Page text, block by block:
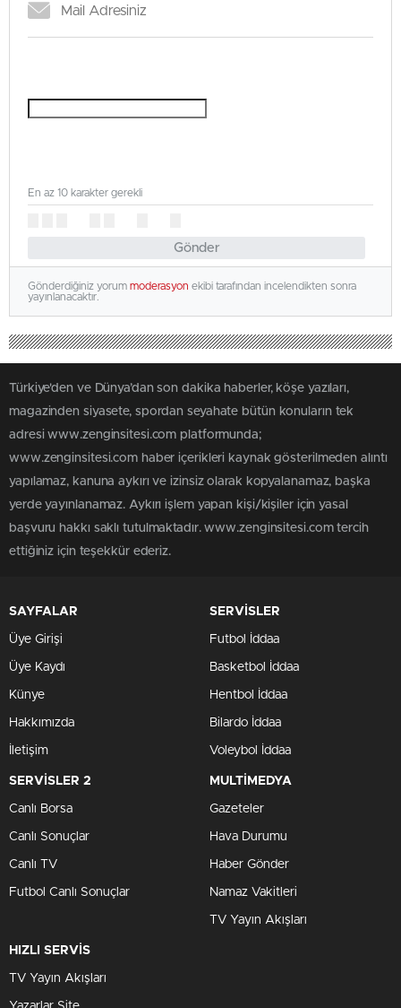
Gönder
En az 10 karakter gerekli
Gönderdiğiniz yorum moderasyon ekibi tarafından incelendikten sonra
yayınlanacaktır.
Türkiye'den ve Dünya’dan son dakika haberler, köşe yazıları,
magazinden siyasete, spordan seyahate bütün konuların tek
adresi www.zenginsitesi.com platformunda;
www.zenginsitesi.com haber içerikleri kaynak gösterilmeden alıntı
yapılamaz, kanuna aykırı ve izinsiz olarak kopyalanamaz, başka
yerde yayınlanamaz. Aykırı işlem yapan kişi/kişiler için yasal
başvuru hakkı saklı tutulmaktadır. www.zenginsitesi.com tercih
ettiğiniz için teşekkür ederiz.
SAYFALAR
Üye Girişi
Üye Kaydı
Künye
Hakkımızda
İletişim
SERVİSLER
Futbol İddaa
Basketbol İddaa
Hentbol İddaa
Bilardo İddaa
Voleybol İddaa
SERVİSLER 2
Canlı Borsa
Canlı Sonuçlar
Canlı TV
Futbol Canlı Sonuçlar
MULTİMEDYA
Gazeteler
Hava Durumu
Haber Gönder
Namaz Vakitleri
TV Yayın Akışları
HIZLI SERVİS
TV Yayın Akışları